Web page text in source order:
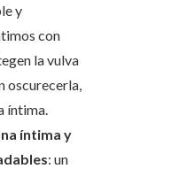
y
con
la vulva
oscurecerla,
íntima.
íntima y
: un